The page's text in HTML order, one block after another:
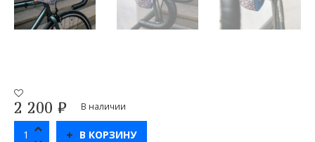
2 200 ₽ В наличии
В КОРЗИНУ